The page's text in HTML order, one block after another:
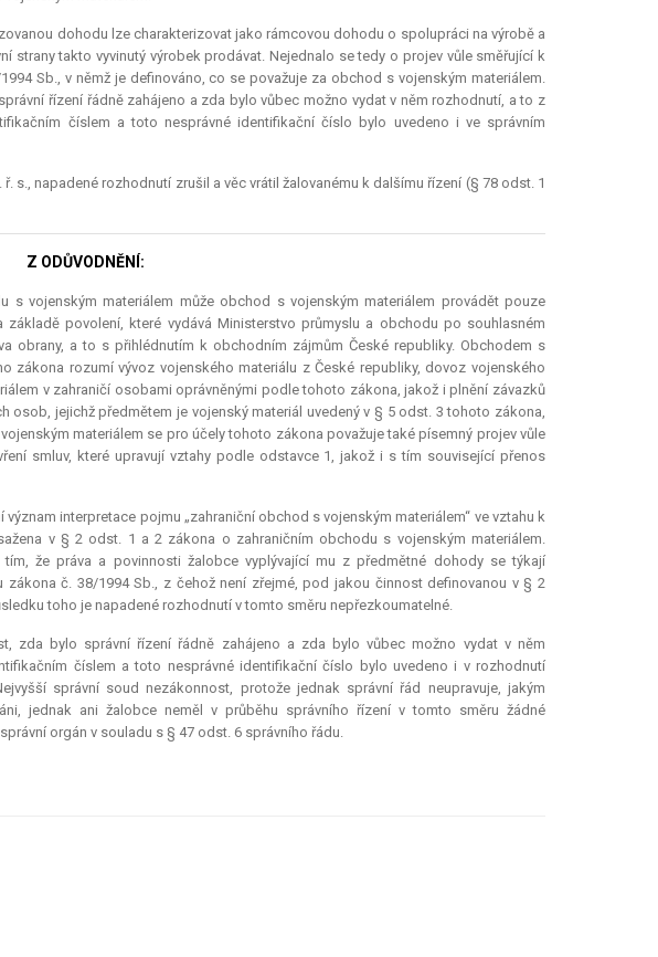
dohodu lze charakterizovat jako rámcovou dohodu o spolupráci na výrobě a
strany takto vyvinutý výrobek prodávat. Nejednalo se tedy o projev vůle směřující k
Sb., v němž je definováno, co se považuje za obchod s vojenským materiálem.
řízení řádně zahájeno a zda bylo vůbec možno vydat v něm rozhodnutí, a to z
číslem a toto nesprávné identifikační číslo bylo uvedeno i ve správním
s., napadené rozhodnutí zrušil a věc vrátil žalovanému k dalšímu řízení (§ 78 odst. 1
Z ODŮVODNĚNÍ:
vojenským materiálem může obchod s vojenským materiálem provádět pouze
povolení, které vydává Ministerstvo průmyslu a obchodu po souhlasném
obrany, a to s přihlédnutím k obchodním zájmům České republiky. Obchodem s
zákona rozumí vývoz vojenského materiálu z České republiky, dovoz vojenského
v zahraničí osobami oprávněnými podle tohoto zákona, jakož i plnění závazků
osob, jejichž předmětem je vojenský materiál uvedený v § 5 odst. 3 tohoto zákona,
materiálem se pro účely tohoto zákona považuje také písemný projev vůle
smluv, které upravují vztahy podle odstavce 1, jakož i s tím související přenos
významinterpretace pojmu „zahraniční obchod s vojenským materiálem“ ve vztahu k
v § 2 odst. 1 a 2 zákona o zahraničním obchodu s vojenským materiálem.
že práva a povinnosti žalobce vyplývající mu z předmětné dohody se týkají
č. 38/1994 Sb., z čehož není zřejmé, pod jakou činnost definovanou v § 2
toho je napadené rozhodnutí v tomto směru nepřezkoumatelné.
zda bylo správní řízení řádně zahájeno a zda bylo vůbec možno vydat v něm
číslem a toto nesprávné identifikační číslo bylo uvedeno i v rozhodnutí
správní soud nezákonnost, protože jednak správní řád neupravuje, jakým
jednak ani žalobce neměl v průběhu správního řízení v tomto směru žádné
orgán v souladu s § 47 odst. 6 správního řádu.